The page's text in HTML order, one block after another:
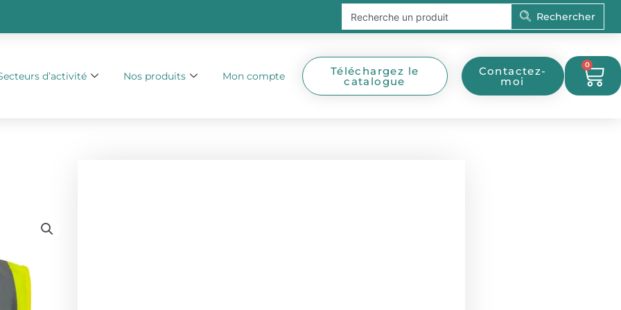
Rechercher Rechercher
d’activité Nos produits Mon compte Téléchargez le
catalogue
Contactez-
moi
0